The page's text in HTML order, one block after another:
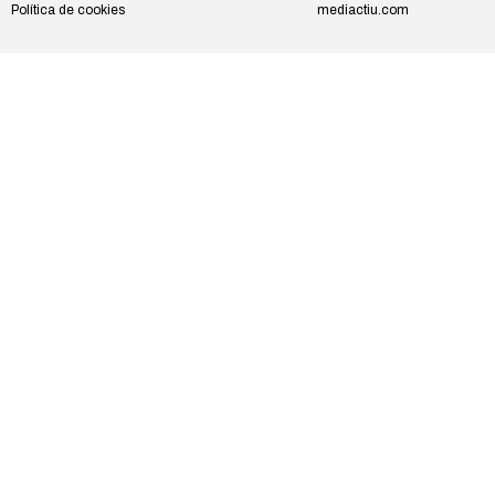
Política de cookies
mediactiu.com